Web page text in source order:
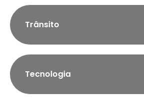
Trânsito
Tecnologia